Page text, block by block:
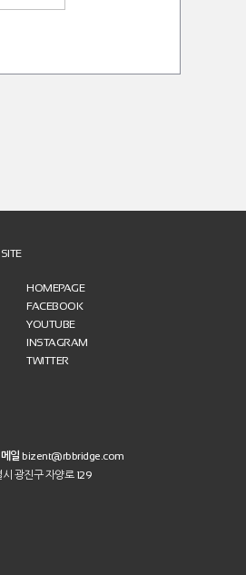
HOMEPAGE
FACEBOOK
YOUTUBE
INSTAGRAM
TWITTER
메일 bizent@rbbridge.com
광진구 자양로 129